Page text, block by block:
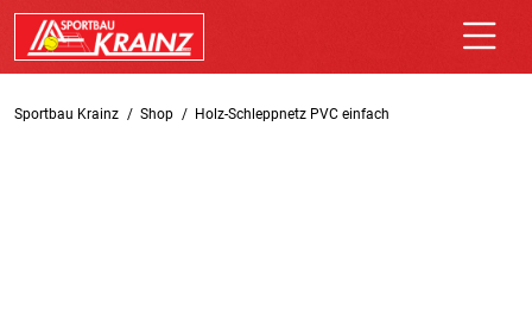
Sportbau Krainz Shop Holz-Schleppnetz PVC einfach